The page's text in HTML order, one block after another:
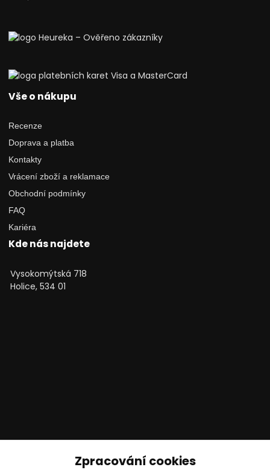
Vše o nákupu
Recenze
Doprava a platba
Kontakty
Vrácení zboží a reklamace
Obchodní podmínky
FAQ
Kariéra
Kde nás najdete
Vysokomýtská 718
Holice, 534 01
Zpracování cookies